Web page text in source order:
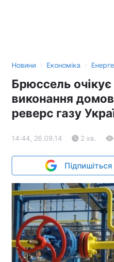
Новини › Економіка ›
Брюссель очікує
виконання
реверс газу
14:44, 26.09.14 2 хв.